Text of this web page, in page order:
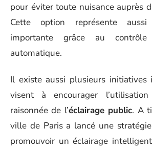
pour éviter toute nuisance auprès
Cette option représente
importante grâce au
automatique.
Il existe aussi plusieurs initiatives
visent à encourager
raisonnée de l’éclairage public. A
ville de Paris a lancé une
promouvoir un éclairage